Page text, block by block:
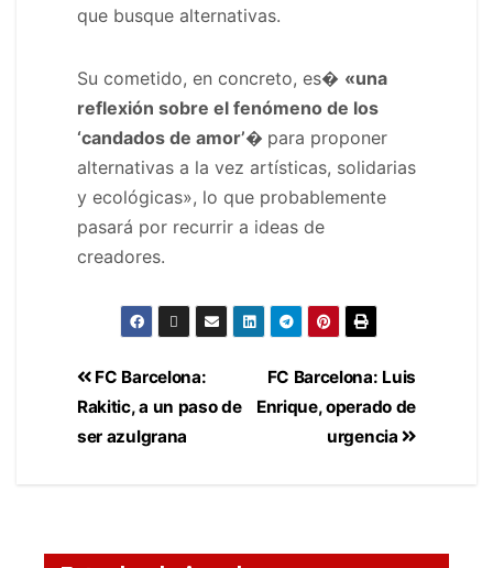
que busque alternativas.
Su cometido, en concreto, es� «una
reflexión sobre el fenómeno de los
‘candados de amor’� para proponer
alternativas a la vez artísticas, solidarias
y ecológicas», lo que probablemente
pasará por recurrir a ideas de
creadores.
FC Barcelona: Luis
Enrique, operado de
urgencia
FC Barcelona:
Rakitic, a un paso de
ser azulgrana